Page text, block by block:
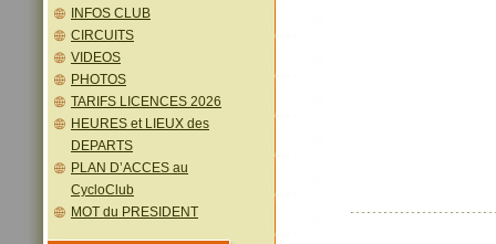
INFOS CLUB
CIRCUITS
VIDEOS
PHOTOS
TARIFS LICENCES 2026
HEURES et LIEUX des
DEPARTS
PLAN D’ACCES au
CycloClub
MOT du PRESIDENT